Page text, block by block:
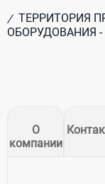
/ ТЕРРИТОРИЯ
ОБОРУДОВАНИЯ
О
компании